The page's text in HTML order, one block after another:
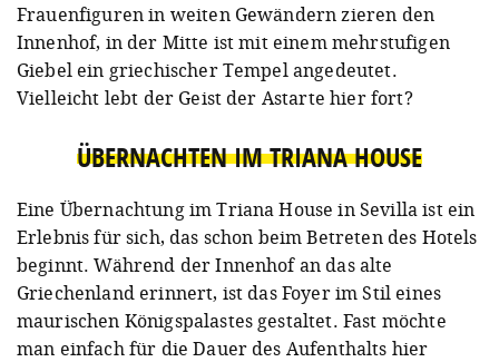
Frauenfiguren in weiten Gewändern zieren den
Innenhof, in der Mitte ist mit einem mehrstufigen
Giebel ein griechischer Tempel angedeutet.
Vielleicht lebt der Geist der Astarte hier fort?
ÜBERNACHTEN IM TRIANA HOUSE
Eine Übernachtung im Triana House in Sevilla ist ein
Erlebnis für sich, das schon beim Betreten des Hotels
beginnt. Während der Innenhof an das alte
Griechenland erinnert, ist das Foyer im Stil eines
maurischen Königspalastes gestaltet. Fast möchte
man einfach für die Dauer des Aufenthalts hier